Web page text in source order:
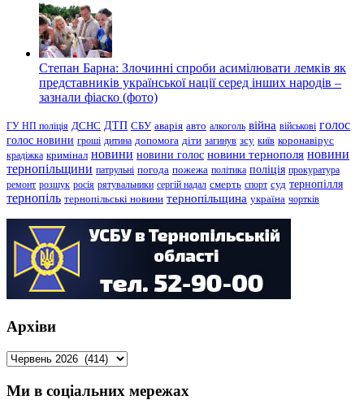
Степан Барна: Злочинні спроби асимілювати лемків як
представників української нації серед інших народів –
зазнали фіаско (фото)
ГУ НП поліція ДСНС ДТП СБУ аварія авто алкоголь війна військові голос
голос новини гроші дитина допомога діти загинув зсу київ коронавірус
крадіжка кримінал новини новини голос новини тернополя новини
тернопільщини патрульні погода пожежа політика поліція прокуратура
ремонт розшук росія рятувальники сергій надал смерть спорт суд тернопілля
тернопіль тернопільські новини тернопільщина україна чортків
Архіви
Архіви
Ми в соціальних мережах